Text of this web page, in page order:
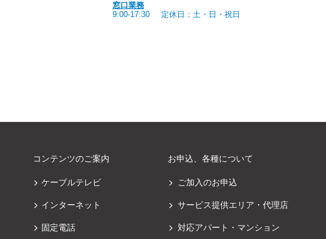
窓口業務
9:00-17:30
定休日：土・日・祝日
コンテンツのご案内
ケーブルテレビ
インターネット
固定電話
お申込、各種について
ご加入のお申込
サービス提供エリア・代理店
対応アパート・マンション